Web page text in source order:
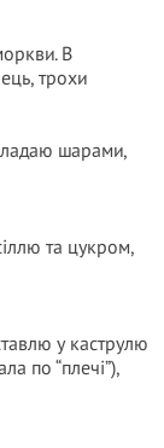
В
трохи
шарами,
та цукром,
у каструлю
по “плечі”),